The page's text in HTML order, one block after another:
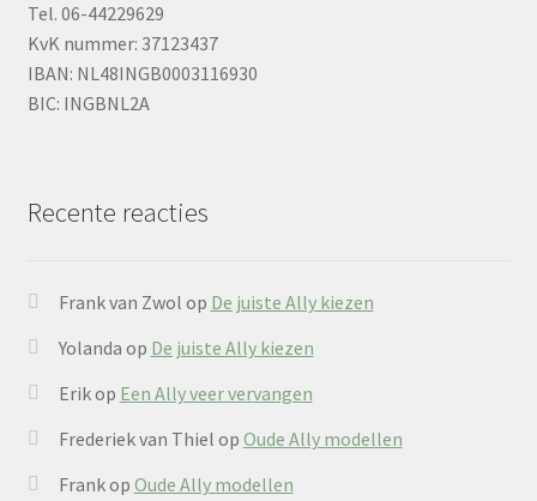
Tel. 06-44229629
KvK nummer: 37123437
IBAN: NL48INGB0003116930
BIC: INGBNL2A
Recente reacties
Frank van Zwol op De juiste Ally kiezen
Yolanda op De juiste Ally kiezen
Erikop Een Ally veer vervangen
Frederiek van Thiel op Oude Ally modellen
Frankop Oude Ally modellen